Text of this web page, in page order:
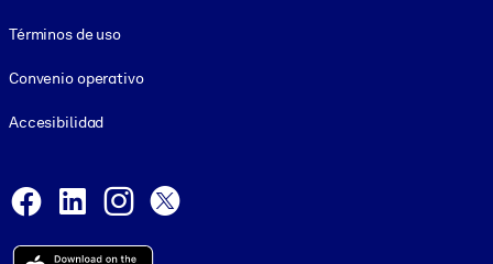
Términos de uso
Convenio operativo
Accesibilidad
Facebook
LinkedInInstagram